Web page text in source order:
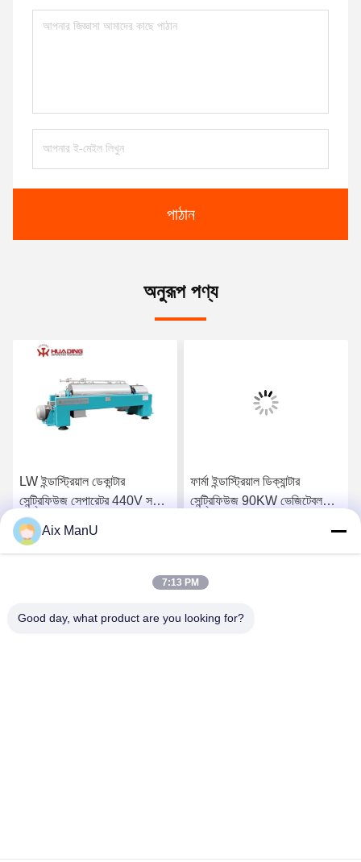
পাঠান
অনুরূপ পণ্য
LW ইন্ডাস্ট্রিয়াল ডেকান্টার
সেন্ট্রিফিউজ সেপারেটর 440V সলিড
লিকুইড
সেরা দাম পান
ফার্মা ইন্ডাস্ট্রিয়াল ডিক্যান্টার
সেন্ট্রিফিউজ 90KW ভেজিটেবল
সেরা দাম পান
Aix ManU
7:13 PM
Good day, what product are you looking for?